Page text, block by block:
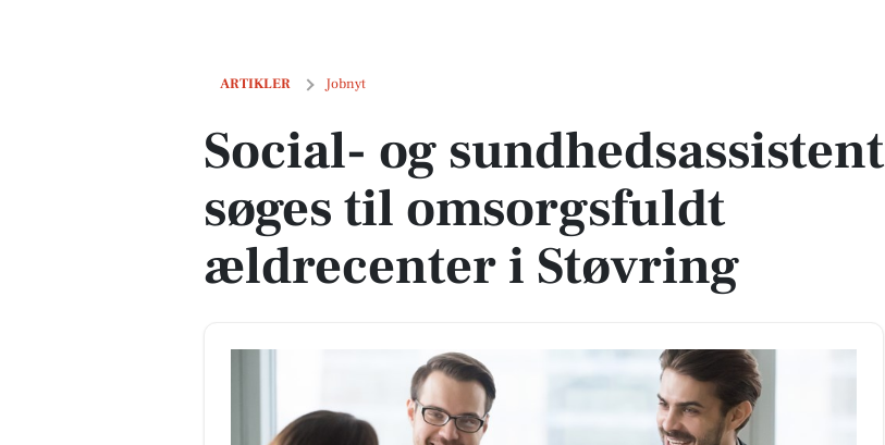
ARTIKLER Jobnyt
Social- og sundhedsassistent søges til omsorgsfuldt ældrecenter i Støvring
Social- og sundhedsassistent
søges til omsorgsfuldt
ældrecenter i Støvring